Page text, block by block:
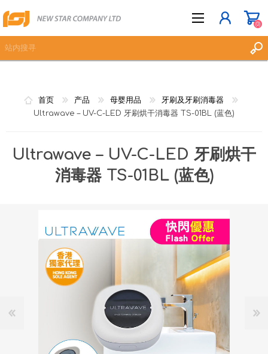
立即登记
登入
(0)
首页 产品 母婴用品
牙刷及牙刷消毒器
Ultrawave – UV-C-LED 牙刷烘干消毒器 TS-01BL (蓝色)
Ultrawave – UV-C-LED 牙刷烘干
消毒器 TS-01BL (蓝色)